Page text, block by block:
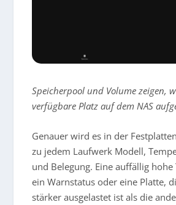
Speicherpool und Volume zeigen,
verfügbare Platz auf dem NAS
Genauer wird es in der
zu jedem Laufwerk Modell,
und Belegung. Eine auffällig
ein Warnstatus oder eine Platte,
stärker ausgelastet ist als die